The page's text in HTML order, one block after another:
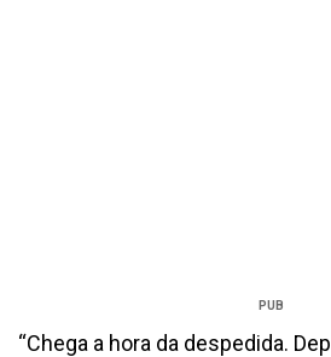
PUB
“Chega a hora da despedida.